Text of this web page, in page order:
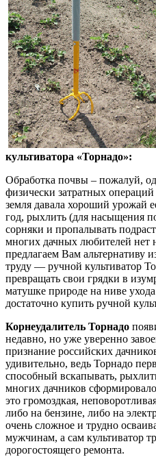
культиватора «Торнадо»:
Обработка почвы – пожалуй,
физически затратных
земля давала хороший урожай
год, рыхлить (для насыщения
сорняки и пропалывать
многих дачных любителей
предлагаем Вам
труду — ручной культиватор
превращать свои грядки в
матушке природе на ниве
достаточно купить ручной
Корнеудалитель Торнадо
недавно, но уже уверенно
признание российских
удивительно, ведь Торнадо
способный вскапывать,
многих дачников
это громоздкая,
либо на бензине, либо на
очень сложное и трудно
мужчинам, а сам культиватор
дорогостоящего ремонта.